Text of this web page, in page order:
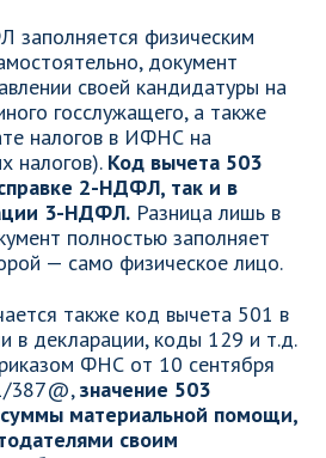
физическим
документ
своей кандидатуры на
госслужащего, а также
налогов в ИФНС на
налогов). Код вычета 503
2-НДФЛ, так и в
3-НДФЛ. Разница лишь в
полностью заполняет
— само физическое лицо.
также код вычета 501 в
в декларации, коды 129 и т.д.
ФНС от 10 сентября
387@,значение 503
суммы материальной помощи,
своим